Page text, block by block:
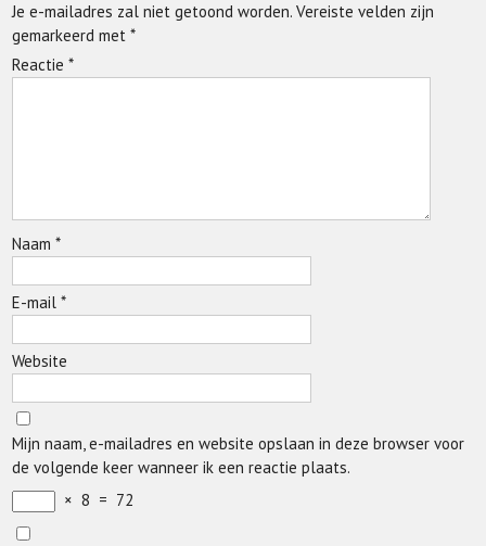
Je e-mailadres zal niet getoond worden. Vereiste velden zijn
gemarkeerd met*
Reactie*
Naam*
E-mail*
Website
Mijn naam, e-mailadres en website opslaan in deze browser voor
de volgende keer wanneer ik een reactie plaats.
× 8 = 72